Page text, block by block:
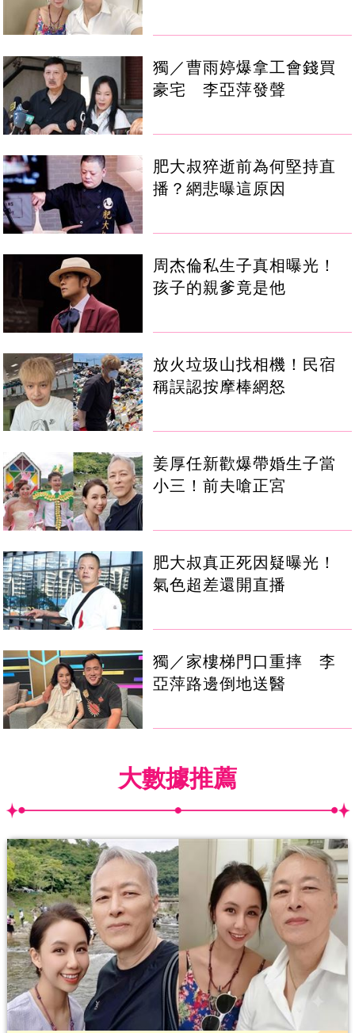
獨／曹雨婷爆拿工會錢買
豪宅 李亞萍發聲
肥大叔猝逝前為何堅持直
播？網悲曝這原因
周杰倫私生子真相曝光！
孩子的親爹竟是他
放火垃圾山找相機！民宿
稱誤認按摩棒網怒
姜厚任新歡爆帶婚生子當
小三！前夫嗆正宮
肥大叔真正死因疑曝光！
氣色超差還開直播
獨／家樓梯門口重摔 李
亞萍路邊倒地送醫
大數據推薦